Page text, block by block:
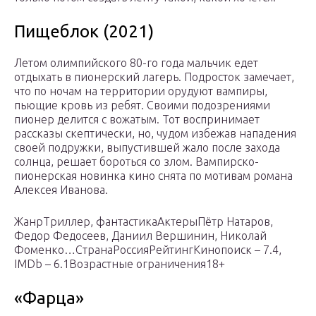
Пищеблок (2021)
Летом олимпийского 80-го года мальчик едет
отдыхать в пионерский лагерь. Подросток замечает,
что по ночам на территории орудуют вампиры,
пьющие кровь из ребят. Своими подозрениями
пионер делится с вожатым. Тот воспринимает
рассказы скептически, но, чудом избежав нападения
своей подружки, выпустившей жало после захода
солнца, решает бороться со злом. Вампирско-
пионерская новинка кино снята по мотивам романа
Алексея Иванова.
ЖанрТриллер, фантастикаАктерыПётр Натаров,
Федор Федосеев, Даниил Вершинин, Николай
Фоменко…СтранаРоссияРейтингКинопоиск – 7.4,
IMDb – 6.1Возрастные ограничения18+
«Фарца»